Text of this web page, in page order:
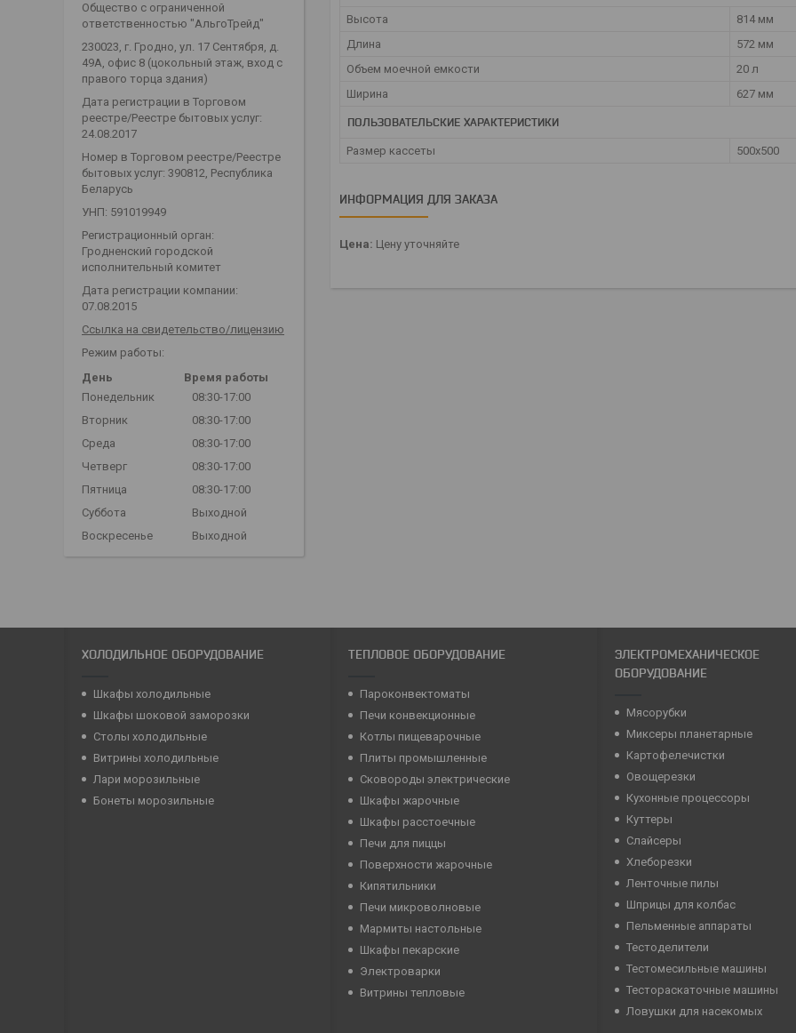
Высота
814 мм
Длина
572 мм
Объем моечной емкости
20 л
Ширина
627 мм
ПОЛЬЗОВАТЕЛЬСКИЕ ХАРАКТЕРИСТИКИ
Размер кассеты 500х500
ИНФОРМАЦИЯ ДЛЯ ЗАКАЗА
Цена: Цену уточняйте
Общество с ограниченной
ответственностью "АльгоТрейд"
230023, г. Гродно, ул. 17 Сентября, д.
49А, офис 8 (цокольный этаж, вход с
правого торца здания)
Дата регистрации в Торговом
реестре/Реестре бытовых услуг:
24.08.2017
Номер в Торговом реестре/Реестре
бытовых услуг: 390812, Республика
Беларусь
УНП: 591019949
Регистрационный орган:
Гродненский городской
исполнительный комитет
Дата регистрации компании:
07.08.2015
Ссылка на свидетельство/лицензию
Режим работы:
День
Время работы
Понедельник
08:30-17:00
Вторник
08:30-17:00
Среда
08:30-17:00
Четверг
08:30-17:00
Пятница
08:30-17:00
Суббота
Выходной
Воскресенье
Выходной
ХОЛОДИЛЬНОЕ ОБОРУДОВАНИЕ
Шкафы холодильные
Шкафы шоковой заморозки
Столы холодильные
Витрины холодильные
Лари морозильные
Бонеты морозильные
ТЕПЛОВОЕ ОБОРУДОВАНИЕ
Пароконвектоматы
Печи конвекционные
Котлы пищеварочные
Плиты промышленные
Сковороды электрические
Шкафы жарочные
Шкафы расстоечные
Печи для пиццы
Поверхности жарочные
Кипятильники
Печи микроволновые
Мармиты настольные
Шкафы пекарские
Электроварки
Витрины тепловые
ЭЛЕКТРОМЕХАНИЧЕСКОЕ
ОБОРУДОВАНИЕ
Мясорубки
Миксеры планетарные
Картофелечистки
Овощерезки
Кухонные процессоры
Куттеры
Слайсеры
Хлеборезки
Ленточные пилы
Шприцы для колбас
Пельменные аппараты
Тестоделители
Тестомесильные машины
Тестораскаточные машины
Ловушки для насекомых